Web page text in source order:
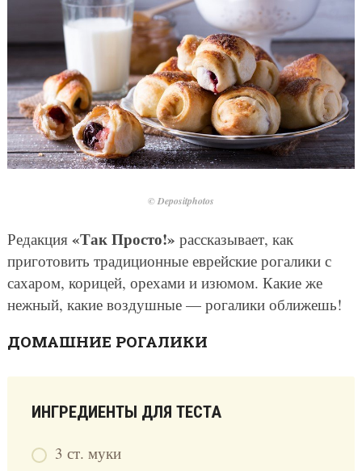
© Depositphotos
Редакция «Так Просто!» рассказывает, как
приготовить традиционные еврейские рогалики с
сахаром, корицей, орехами и изюмом. Какие же
нежный, какие воздушные — рогалики оближешь!
ДОМАШНИЕ РОГАЛИКИ
ИНГРЕДИЕНТЫ ДЛЯ ТЕСТА
3 ст. муки